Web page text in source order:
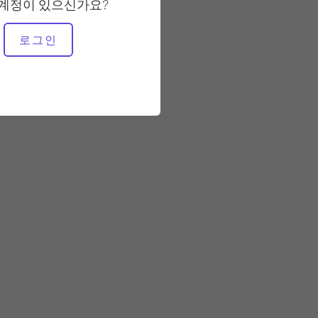
정이 있으신가요?
로그인
필요한 장비